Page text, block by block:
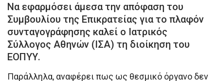
Να εφαρμόσει άμεσα την απόφαση του
Συμβουλίου της Επικρατείας για το πλαφόν
συνταγογράφησης καλεί ο Ιατρικός
Σύλλογος Αθηνών (ΙΣΑ) τη διοίκηση του
ΕΟΠΥΥ.
Παράλληλα, αναφέρει πως ως θεσμικό όργανο δεν